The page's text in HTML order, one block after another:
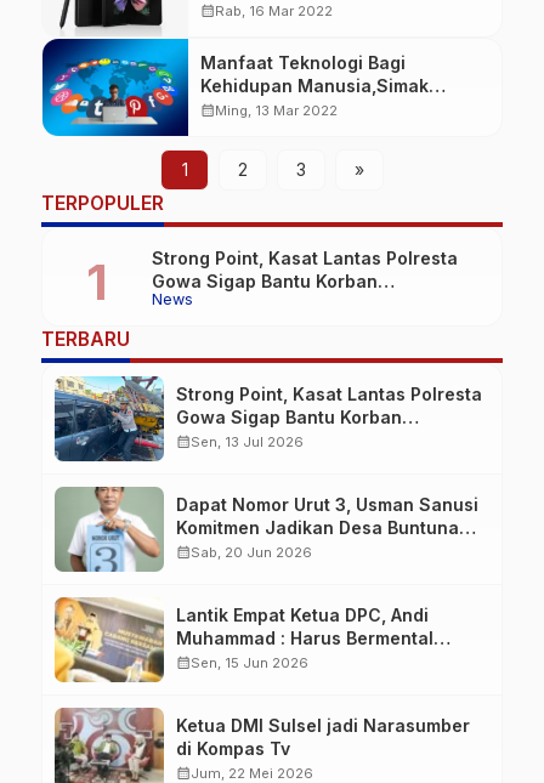
calendar_monthRab, 16 Mar 2022
Manfaat Teknologi Bagi
Kehidupan Manusia,Simak
datanya
calendar_monthMing, 13 Mar 2022
1 2 3 »
TERPOPULER
News
Strong Point, Kasat Lantas Polresta
Gowa Sigap Bantu Korban
Kecelakaan
TERBARU
Strong Point, Kasat Lantas Polresta
Gowa Sigap Bantu Korban
Kecelakaan
calendar_monthSen, 13 Jul 2026
Dapat Nomor Urut 3, Usman Sanusi
Komitmen Jadikan Desa Buntuna
Jauh lebih Baik
calendar_monthSab, 20 Jun 2026
Lantik Empat Ketua DPC, Andi
Muhammad : Harus Bermental
Pejuang
calendar_monthSen, 15 Jun 2026
Ketua DMI Sulsel jadi Narasumber
di Kompas Tv
calendar_monthJum, 22 Mei 2026